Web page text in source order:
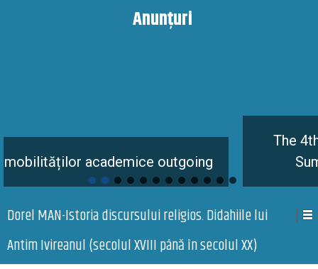
Anunțuri
outgoing
The 4th edition of the
Summer School is
Dorel MAN-Istoria discursului religios. Didahiile lui
Antim Ivireanul (secolul XVIII până în secolul XX)